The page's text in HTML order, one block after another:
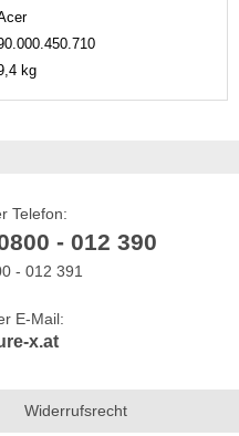
kg
Telefon:
- 012 390
- 012 391
E-Mail:
x.at
Widerrufsrecht